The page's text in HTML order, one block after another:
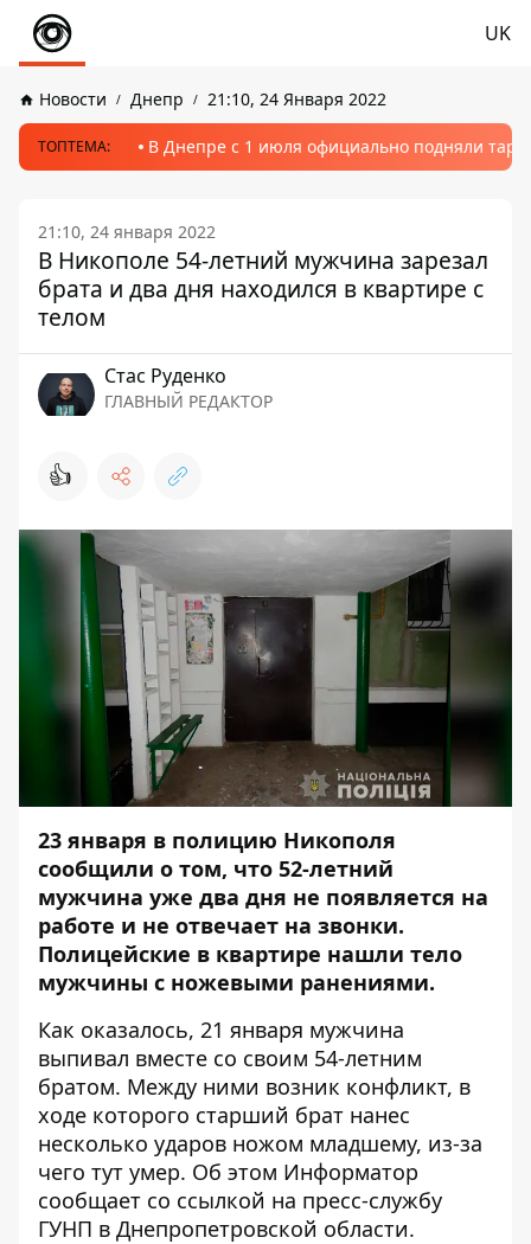
UK
Новости Днепр 21:10, 24 Января 2022
ТОПТЕМА: В Днепре с 1 июля официально подняли
21:10, 24 января 2022
В Никополе 54-летний мужчина зарезал
брата и два дня находился в квартире с
телом
Стаc Руденко
ГЛАВНЫЙ РЕДАКТОР
👍
23 января в полицию Никополя
сообщили о том, что 52-летний
мужчина уже два дня не появляется на
работе и не отвечает на звонки.
Полицейские в квартире нашли тело
мужчины с ножевыми ранениями.
Как оказалось, 21 января мужчина
выпивал вместе со своим 54-летним
братом. Между ними возник конфликт, в
ходе которого старший брат нанес
несколько ударов ножом младшему, из-за
чего тут умер. Об этом Информатор
сообщает со ссылкой на пресс-службу
ГУНП в Днепропетровской области.